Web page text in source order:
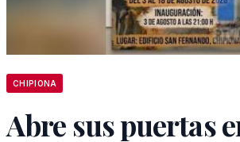
CHIPIONA
Abre sus puertas